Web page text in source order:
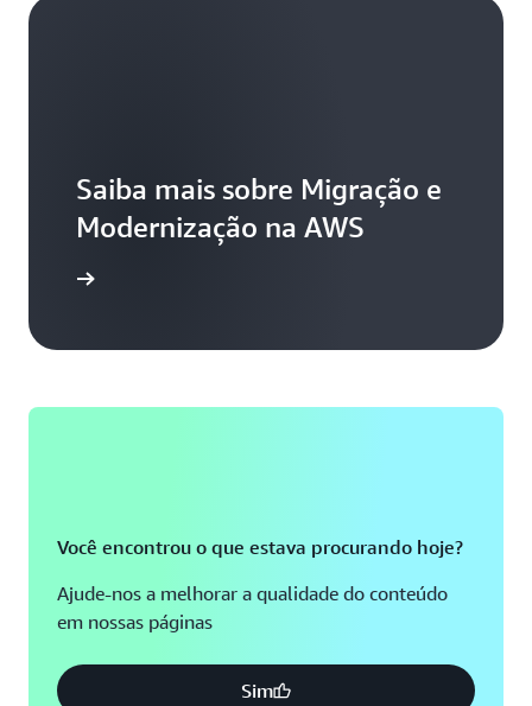
Saiba mais sobre Migração e
Modernização na AWS
Você encontrou o que estava procurando hoje?
Ajude-nos a melhorar a qualidade do conteúdo
em nossas páginas
Sim